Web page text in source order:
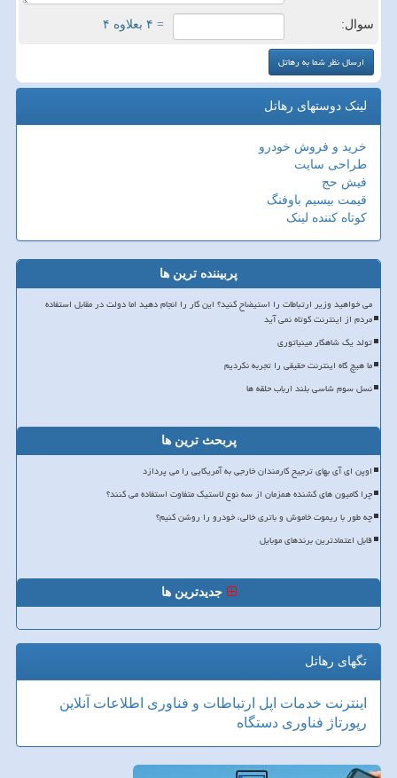
سوال: = ۴ بعلاوه ۴
لینک دوستهای رهاتل
خرید و فروش خودرو
طراحی سایت
فیش حج
قیمت بیسیم باوفنگ
کوتاه کننده لینک
پربیننده ترین ها
می خواهید وزیر ارتباطات را استیضاح کنید؟ این کار را انجام دهید اما دولت در مقابل استفاده
مردم از اینترنت کوتاه نمی آید
تولد یک شاهکار مینیاتوری
ما هیچ گاه اینترنت حقیقی را تجربه نکردیم
نسل سوم شاسی بلند ارباب حلقه ها
پربحث ترین ها
اوپن ای آی بهای ترجیح کارمندان خارجی به آمریکایی را می پردازد
چرا کامیون های کشنده همزمان از سه نوع لاستیک متفاوت استفاده می کنند؟
چه طور با ریموت خاموش و باتری خالی، خودرو را روشن کنیم؟
قابل اعتمادترین برندهای موبایل
جدیدترین ها
تگهای رهاتل
اینترنت خدمات اپل ارتباطات و فناوری اطلاعات آنلاین
رپورتاژ فناوری دستگاه